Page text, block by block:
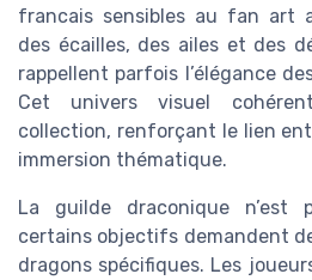
francais sensibles au fan art
des écailles, des ailes et des
rappellent parfois l’élégance
Cet univers visuel
collection, renforçant le lien
immersion thématique.
La guilde draconique n’est
certains objectifs demandent
dragons spécifiques. Les